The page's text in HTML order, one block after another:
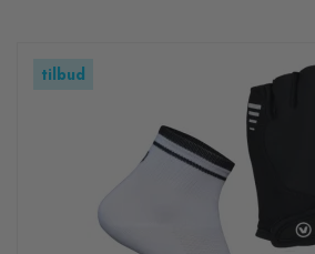
tilbud